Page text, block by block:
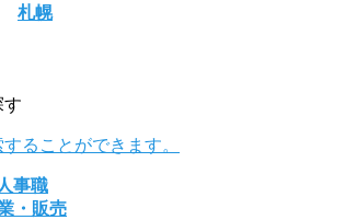
札幌
ることができます。
人事職
・販売